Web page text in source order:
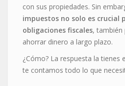
con sus propiedades. Sin
impuestos no solo es crucial
obligaciones fiscales, también
ahorrar dinero a largo plazo.
¿Cómo? La respuesta la tienes
te contamos todo lo que